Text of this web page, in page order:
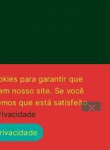
para garantir que
nosso site. Se você
que está satisfeito